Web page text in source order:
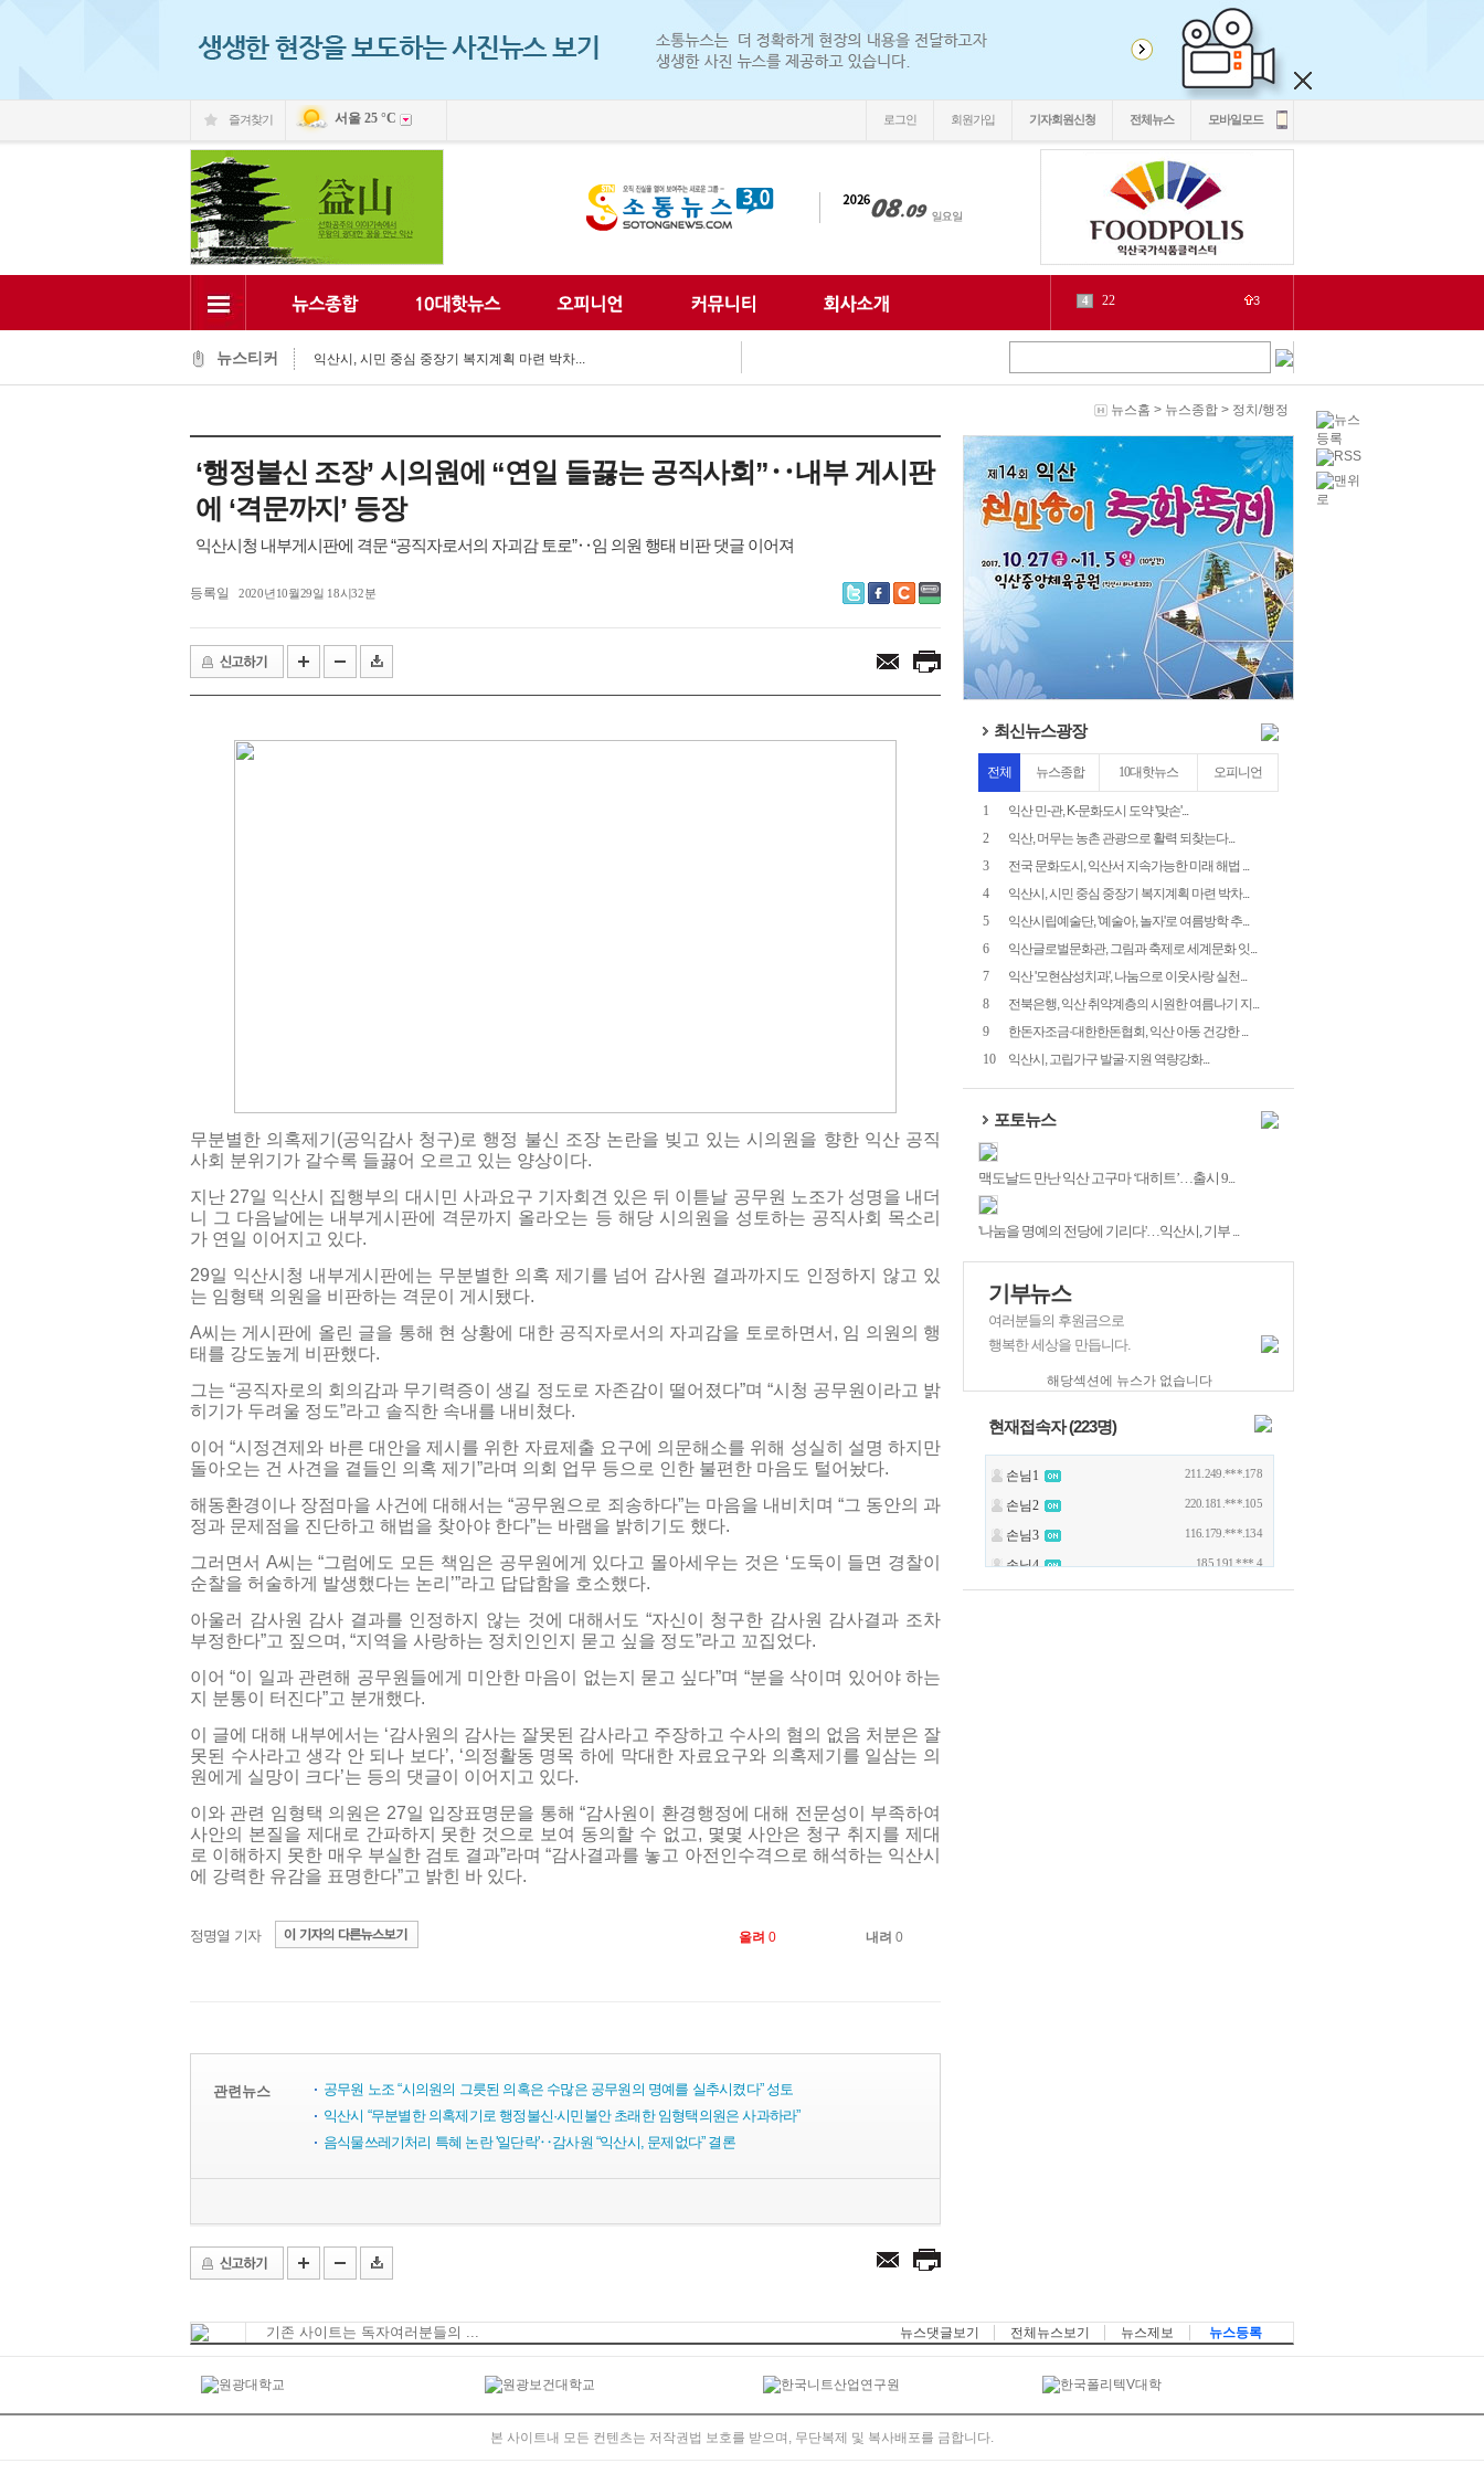
즐겨찾기 서울 25 °C 로그인 회원가입 기자회원신청 전체뉴스 모바일모드
4 22
3
6 1
2
7
源
1
二쇱감
2
10
紐⑦
2
cctv
1
LH
3
chlwntjd
뉴스티커
익산 민-관, K-문화도시 도약 '맞손'
익산, 머무는 농촌 관광으로 활력 되찾는다...
익산시립예술단, '예술아, 놀자'로 여름방학 추억 선...
익산시, 고립가구 발굴·지원 역량강화...
익산글로벌문화관, 그림과 축제로 세계문화 잇다...
전북은행, 익산 취약계층의 시원한 여름나기 지원...
익산 민-관, K-문화도시 도약 '맞손'
뉴스홈 > 뉴스종합 > 정치/행정
‘행정불신 조장’ 시의원에 “연일 들끓는 공직사회”‥내부 게시판
에 ‘격문까지’ 등장
익산시청 내부게시판에 격문 “공직자로서의 자괴감 토로”‥임 의원 행태 비판 댓글 이어져
등록일 2020년10월29일 18시32분
무분별한 의혹제기(공익감사 청구)로 행정 불신 조장 논란을 빚고 있는 시의원을 향한 익산 공직
사회 분위기가 갈수록 들끓어 오르고 있는 양상이다.
지난 27일 익산시 집행부의 대시민 사과요구 기자회견 있은 뒤 이튿날 공무원 노조가 성명을 내더
니 그 다음날에는 내부게시판에 격문까지 올라오는 등 해당 시의원을 성토하는 공직사회 목소리
가 연일 이어지고 있다.
29일 익산시청 내부게시판에는 무분별한 의혹 제기를 넘어 감사원 결과까지도 인정하지 않고 있
는 임형택 의원을 비판하는 격문이 게시됐다.
A씨는 게시판에 올린 글을 통해 현 상황에 대한 공직자로서의 자괴감을 토로하면서, 임 의원의 행
태를 강도높게 비판했다.
그는 “공직자로의 회의감과 무기력증이 생길 정도로 자존감이 떨어졌다”며 “시청 공무원이라고 밝
히기가 두려울 정도”라고 솔직한 속내를 내비쳤다.
이어 “시정견제와 바른 대안을 제시를 위한 자료제출 요구에 의문해소를 위해 성실히 설명 하지만
돌아오는 건 사견을 곁들인 의혹 제기”라며 의회 업무 등으로 인한 불편한 마음도 털어놨다.
해동환경이나 장점마을 사건에 대해서는 “공무원으로 죄송하다”는 마음을 내비치며 “그 동안의 과
정과 문제점을 진단하고 해법을 찾아야 한다”는 바램을 밝히기도 했다.
그러면서 A씨는 “그럼에도 모든 책임은 공무원에게 있다고 몰아세우는 것은 ‘도둑이 들면 경찰이
순찰을 허술하게 발생했다는 논리’”라고 답답함을 호소했다.
아울러 감사원 감사 결과를 인정하지 않는 것에 대해서도 “자신이 청구한 감사원 감사결과 조차
부정한다”고 짚으며, “지역을 사랑하는 정치인인지 묻고 싶을 정도”라고 꼬집었다.
이어 “이 일과 관련해 공무원들에게 미안한 마음이 없는지 묻고 싶다”며 “분을 삭이며 있어야 하는
지 분통이 터진다”고 분개했다.
이 글에 대해 내부에서는 ‘감사원의 감사는 잘못된 감사라고 주장하고 수사의 혐의 없음 처분은 잘
못된 수사라고 생각 안 되나 보다’, ‘의정활동 명목 하에 막대한 자료요구와 의혹제기를 일삼는 의
원에게 실망이 크다’는 등의 댓글이 이어지고 있다.
이와 관련 임형택 의원은 27일 입장표명문을 통해 “감사원이 환경행정에 대해 전문성이 부족하여
사안의 본질을 제대로 간파하지 못한 것으로 보여 동의할 수 없고, 몇몇 사안은 청구 취지를 제대
로 이해하지 못한 매우 부실한 검토 결과”라며 “감사결과를 놓고 아전인수격으로 해석하는 익산시
에 강력한 유감을 표명한다”고 밝힌 바 있다.
정명열 기자 올려 0 내려 0
관련뉴스
공무원 노조 “시의원의 그릇된 의혹은 수많은 공무원의 명예를 실추시켰다” 성토
익산시 “무분별한 의혹제기로 행정불신·시민불안 초래한 임형택의원은 사과하라”
음식물쓰레기처리 특혜 논란 '일단락'‥감사원 “익산시, 문제없다” 결론
최신뉴스광장
전체 뉴스종합 10대핫뉴스 오피니언
1
익산 민-관, K-문화도시 도약 '맞손'...
2
익산, 머무는 농촌 관광으로 활력 되찾는다...
3
전국 문화도시, 익산서 지속가능한 미래 해법 ...
4
익산시, 시민 중심 중장기 복지계획 마련 박차...
5
익산시립예술단, '예술아, 놀자'로 여름방학 추...
6
익산글로벌문화관, 그림과 축제로 세계문화 잇...
7
익산 '모현삼성치과', 나눔으로 이웃사랑 실천...
8
전북은행, 익산 취약계층의 시원한 여름나기 지...
9
한돈자조금·대한한돈협회, 익산 아동 건강한 ...
10
익산시, 고립가구 발굴·지원 역량강화...
포토뉴스
맥도날드 만난 익산 고구마 ‘대히트’…출시 9...
'나눔을 명예의 전당에 기리다'…익산시, 기부 ...
기부뉴스
여러분들의 후원금으로
행복한 세상을 만듭니다.
해당섹션에 뉴스가 없습니다
현재접속자 (223명)
기존 사이트는 독자여러분들의 ... 뉴스댓글보기 전체뉴스보기 뉴스제보 뉴스등록
본 사이트내 모든 컨텐츠는 저작권법 보호를 받으며, 무단복제 및 복사배포를 금합니다.